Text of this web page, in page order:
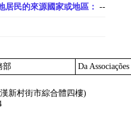
居民的來源國家或地區： --
部
Da
新村街市綜合體四樓)